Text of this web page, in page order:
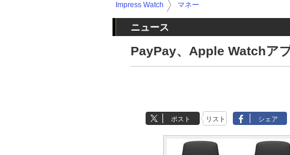
Impress Watch マネー
ニュース
PayPay、Apple Watchア
ポスト リスト シェア